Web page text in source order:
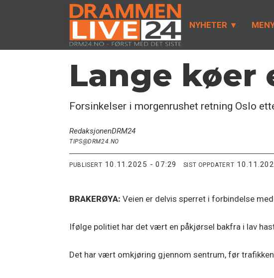
NYHETER
Lange køer
Forsinkelser i morgenrushet retning Oslo
RedaksjonenDRM24
TIPS@DRM24.NO
PUBLISERT 10.11.2025 - 07:29 SIST OPPDATERT
BRAKERØYA: Veien er delvis sperret i forbindelse
Ifølge politiet har det vært en påkjørsel bakfra i lav
Det har vært omkjøring gjennom sentrum, før